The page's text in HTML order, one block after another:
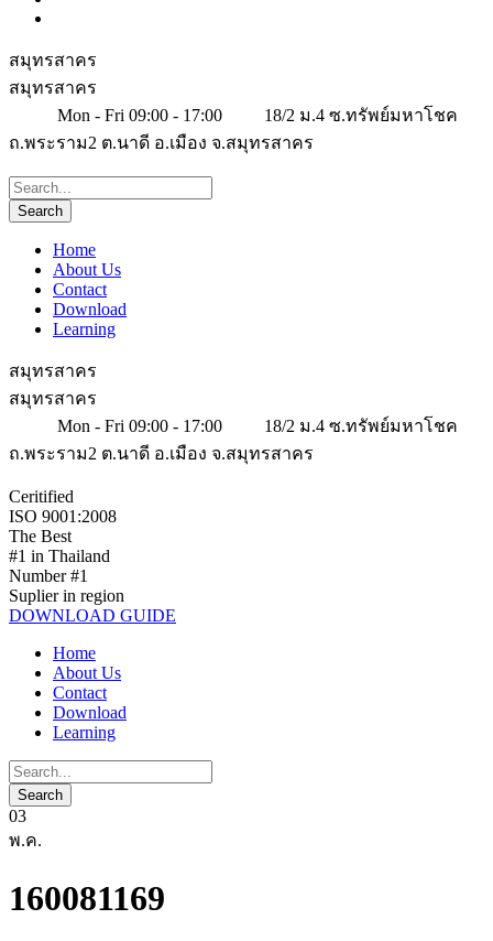
สมุทรสาคร
สมุทรสาคร
Mon - Fri 09:00 - 17:00
18/2 ม.4 ซ.ทรัพย์มหาโชค
ถ.พระราม2 ต.นาดี อ.เมือง จ.สมุทรสาคร
Home
About Us
Contact
Download
Learning
สมุทรสาคร
สมุทรสาคร
Mon - Fri 09:00 - 17:00
18/2 ม.4 ซ.ทรัพย์มหาโชค
ถ.พระราม2 ต.นาดี อ.เมือง จ.สมุทรสาคร
Ceritified
ISO 9001:2008
The Best
#1 in Thailand
Number #1
Suplier in region
DOWNLOAD GUIDE
Home
About Us
Contact
Download
Learning
03
พ.ค.
160081169